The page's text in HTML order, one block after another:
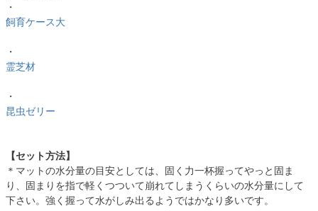
・
飼育ケース大
・
霊芝材
・
昆虫ゼリー
【セット方法】
＊マットの水分量の目安としては、固く力一杯握ってやっと固ま
り、固まりを指で軽くつついて崩れてしまうくらいの水分量にして
下さい。強く握って水がしみ出るようではかなり多いです。